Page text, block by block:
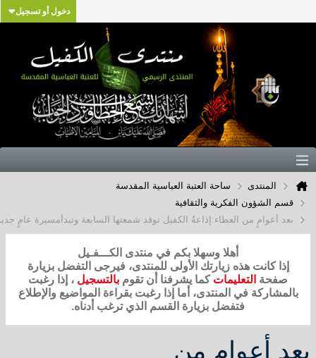
دخول أو تسجيل
ساحة العتبة العباسية المقدسة
الفكرية والثقافية
من العطاء:إذاعةُ الكفيل توقد شمعتها السابعة وتبدأمسيرة عامٍ جديدمن الإبداع
أهلا وسهلا بكم في منتدى الكـــفـيل
كانت هذه زيارتك الأولى للمنتدى، فيرجى التفضل بزيارة
التعليمات كما يشرفنا أن تقومبالتسجيل ، إذا رغبت
في المنتدى، أما إذا رغبت بقراءة المواضيع والإطلاع
فتفضل بزيارة القسم الذي ترغب أدناه.
أعوامٍ من